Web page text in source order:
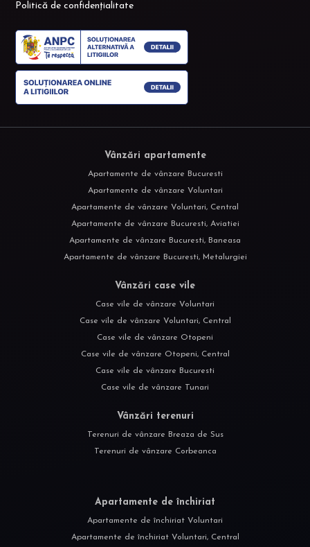
Politică de confidențialitate
Vânzări apartamente
Apartamente de vânzare Bucuresti
Apartamente de vânzare Voluntari
Apartamente de vânzare Voluntari, Central
Apartamente de vânzare Bucuresti, Aviatiei
Apartamente de vânzare Bucuresti, Baneasa
Apartamente de vânzare Bucuresti, Metalurgiei
Vânzări case vile
Case vile de vânzare Voluntari
Case vile de vânzare Voluntari, Central
Case vile de vânzare Otopeni
Case vile de vânzare Otopeni, Central
Case vile de vânzare Bucuresti
Case vile de vânzare Tunari
Vânzări terenuri
Terenuri de vânzare Breaza de Sus
Terenuri de vânzare Corbeanca
Apartamente de închiriat
Apartamente de închiriat Voluntari
Apartamente de închiriat Voluntari, Central